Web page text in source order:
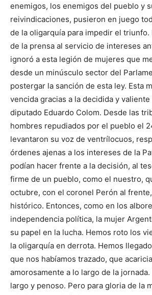
enemigos, los enemigos del pueblo y
reivindicaciones, pusieron en juego
de la oligarquía para impedir el
de la prensa al servicio de intereses
ignoró a esta legión de mujeres que
desde un minúsculo sector del
postergar la sanción de esta ley. Esta
vencida gracias a la decidida y
diputado Eduardo Colom. Desde las
hombres repudiados por el pueblo el
levantaron su voz de ventrílocuos,
órdenes ajenas a los intereses de la
podían hacer frente a la decisión, al
firme de un pueblo, como el nuestro,
octubre, con el coronel Perón al
histórico. Entonces, como en los
independencia política, la mujer
su papel en la lucha. Hemos roto los
la oligarquía en derrota. Hemos
que nos habíamos trazado, que
amorosamente a lo largo de la
largo y penoso. Pero para gloria de la